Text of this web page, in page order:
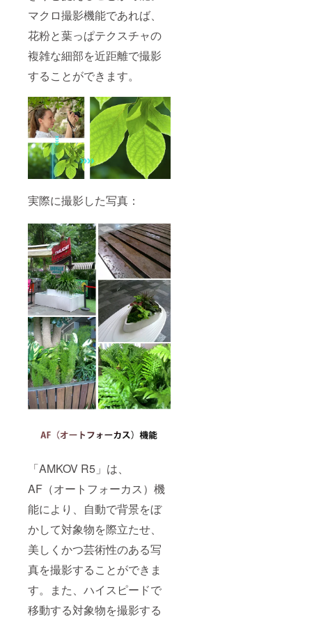
マクロ撮影機能であれば、
花粉と葉っぱテクスチャの
複雑な細部を近距離で撮影
することができます。
実際に撮影した写真：
「AMKOV R5」は、
AF（オートフォーカス）機
能により、自動で背景をぼ
かして対象物を際立たせ、
美しくかつ芸術性のある写
真を撮影することができま
す。また、ハイスピードで
移動する対象物を撮影する